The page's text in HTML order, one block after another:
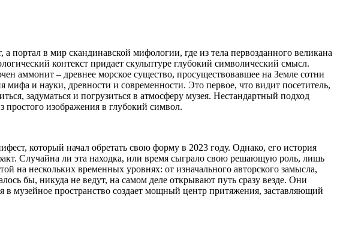
портал в мир скандинавской мифологии, где из тела первозданного великана
контекст придает скульптуре глубокий символический смысл.
аммонит – древнее морское существо, просуществовавшее на Земле сотни
и науки, древности и современности. Это первое, что видит посетитель,
задуматься и погрузиться в атмосферу музея. Нестандартный подход
изображения в глубокий символ.
который начал обретать свою форму в 2023 году. Однако, его история
Случайна ли эта находка, или время сыграло свою решающую роль, лишь
на нескольких временных уровнях: от изначального авторского замысла,
бы, никуда не ведут, на самом деле открывают путь сразу везде. Они
музейное пространство создает мощный центр притяжения, заставляющий